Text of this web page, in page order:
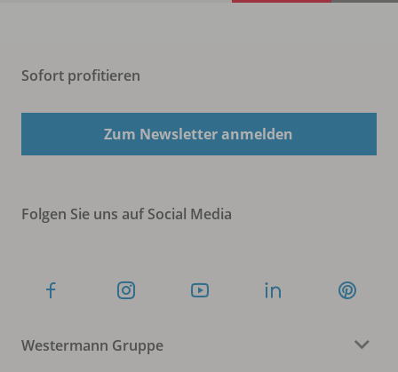
Sofort profitieren
Zum Newsletter anmelden
Folgen Sie uns auf Social Media
Westermann Gruppe